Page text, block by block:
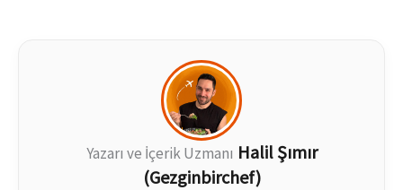
Yazarı ve İçerik Uzmanı Halil Şımır
(Gezginbirchef)